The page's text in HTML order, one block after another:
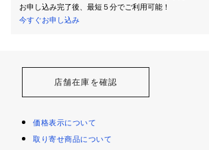
お申し込み完了後、最短５分でご利用可能！
今すぐお申し込み
店舗在庫を確認
価格表示について
取り寄せ商品について